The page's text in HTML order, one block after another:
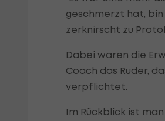
geschmerzt hat, bin
zerknirscht zu
Dabei waren die
Coach das Ruder,
verpflichtet.
Im Rückblick ist